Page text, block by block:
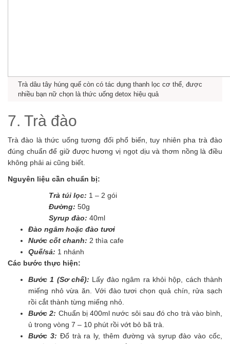
Trà dâu tây húng quế còn có tác dụng thanh lọc cơ thể, được
nhiều bạn nữ chọn là thức uống detox hiệu quả
7. Trà đào
Trà đào là thức uống tương đối phổ biến, tuy nhiên pha trà đào
đúng chuẩn để giữ được hương vị ngọt dịu và thơm nồng là điều
không phải ai cũng biết.
Nguyên liệu cần chuẩn bị:
Trà túi lọc: 1 – 2 gói
Đường: 50g
Syrup đào: 40ml
Đào ngâm hoặc đào tươi
Nước cốt chanh: 2 thìa cafe
Quế/sả: 1 nhánh
Các bước thực hiện:
Bước 1 (Sơ chế): Lấy đào ngâm ra khỏi hộp, cách thành
miếng nhỏ vừa ăn. Với đào tươi chọn quả chín, rửa sạch
rồi cắt thành từng miếng nhỏ.
Bước 2: Chuẩn bị 400ml nước sôi sau đó cho trà vào bình,
ủ trong vòng 7 – 10 phút rồi vớt bỏ bã trà.
Bước 3: Đổ trà ra ly, thêm đường và syrup đào vào cốc,